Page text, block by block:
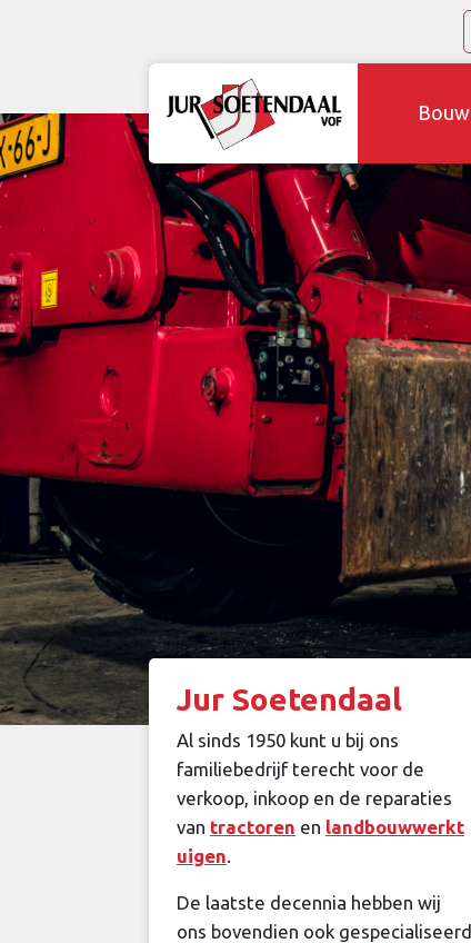
Jur Soetendaal
Al sinds 1950 kunt u bij ons
familiebedrijf terecht voor de
verkoop, inkoop en de reparaties
van tractoren en landbouwwerkt
uigen.
De laatste decennia hebben wij
ons bovendien ook gespecialiseerd